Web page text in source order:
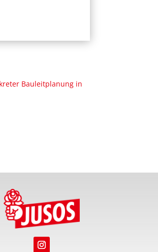
Bauleitplanung in